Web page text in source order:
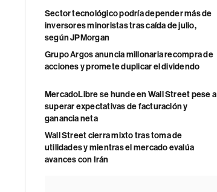
Sector tecnológico podría depender más de
inversores minoristas tras caída de julio,
según JPMorgan
Grupo Argos anuncia millonaria recompra de
acciones y promete duplicar el dividendo
MercadoLibre se hunde en Wall Street pese a
superar expectativas de facturación y
ganancia neta
Wall Street cierra mixto tras toma de
utilidades y mientras el mercado evalúa
avances con Irán